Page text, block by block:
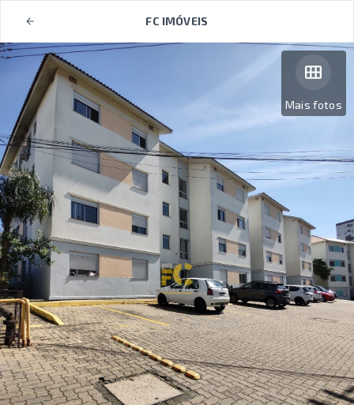
FC IMÓVEIS
Mais fotos